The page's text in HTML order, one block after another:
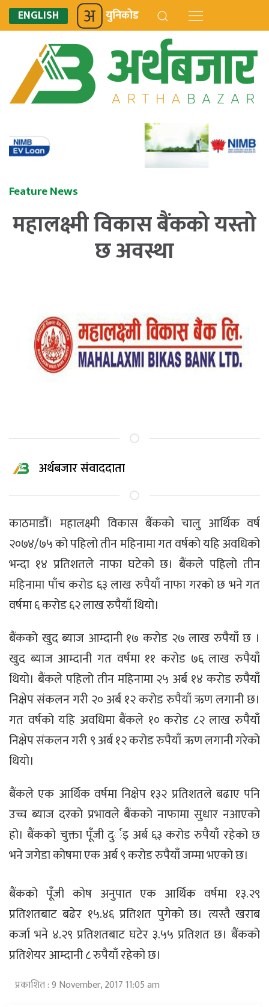
ENGLISH युनिकोड
Feature News
महालक्ष्मी विकास बैंकको यस्तो
छ अवस्था
अर्थबजार संवाददाता
काठमाडौं। महालक्ष्मी विकास बैंकको चालु आर्थिक वर्ष
२०७४/७५ को पहिलो तीन महिनामा गत वर्षको यहि अवधिको
भन्दा १४ प्रतिशतले नाफा घटेको छ। बैंकले पहिलो तीन
महिनामा पाँच करोड ६३ लाख रुपैयाँ नाफा गरको छ भने गत
वर्षमा ६ करोड ‍६२ लाख रुपैयाँ थियो।
बैंकको खुद ब्याज आम्दानी १७ करोड २७ लाख रुपैयाँ छ ।
खुद ब्याज आम्दानी गत वर्षमा ११ करोड ७६ लाख रुपैयाँ
थियो। बैंकले पहिलो तीन महिनामा २५ अर्ब १४ करोड रुपैयाँ
निक्षेप संकलन गरी २० अर्ब १२ करोड रुपैयाँ ऋण लगानी छ।
गत वर्षको यहि अवधिमा बैंकले १० करोड ८२ लाख रुपैयाँ
निक्षेप संकलन गरी ९ अर्ब १२ करोड रुपैयाँ ऋण लगानी गरेको
थियो।
बैंकले एक आर्थिक वर्षमा निक्षेप १३२ प्रतिशतले बढाए पनि
उच्च ब्याज दरको प्रभावले बैंकको नाफामा सुधार नआएको
हो। बैंकको चुक्ता पूँजी दुर्इ अर्ब ६३ करोड रुपैयाँ रहेको छ
भने जगेडा कोषमा एक अर्ब ९ करोड रुपैयाँ जम्मा भएको छ।
बैंकको पूँजी कोष अनुपात एक आर्थिक वर्षमा १३.२९
प्रतिशतबाट बढेर १५.४६ प्रतिशत पुगेको छ। त्यस्तै खराब
कर्जा भने ४.२९ प्रतिशतबाट घटेर ३.५५ प्रतिशत छ। बैंकको
प्रतिशेयर आम्दानी ८ रुपैयाँ रहेको छ।
प्रकाशित : 9 November, 2017 11:05 am